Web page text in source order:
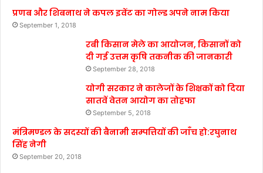
प्रणब और शिबनाथ ने कपल इवेंट का गोल्ड अपने नाम किया
September 1, 2018
रबी किसान मेले का आयोजन, किसानों को
दी गई उत्तम कृषि तकनीक की जानकारी
September 28, 2018
योगी सरकार ने कालेजों के शिक्षकों को दिया
सातवें वेतन आयोग का तोहफा
September 5, 2018
मंत्रिमण्डल के सदस्यों की बैनामी सम्पत्तियों की जाँच हो:रघुनाथ
सिंह नेगी
September 20, 2018